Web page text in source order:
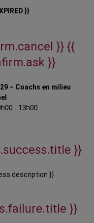
}}
}} {{
}}
– Coachs en milieu
- 13h00
}}
}}
}}